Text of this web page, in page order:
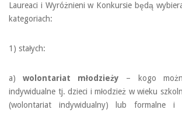
Laureaci i Wyróżnieni w Konkursie będą
kategoriach:
1) stałych:
a)wolontariat młodzieży – kogo
indywidualne tj. dzieci i młodzież w wieku
(wolontariat indywidualny) lub formalne i